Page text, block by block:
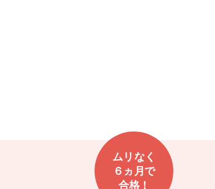
ムリなく
６ヵ月で
合格！